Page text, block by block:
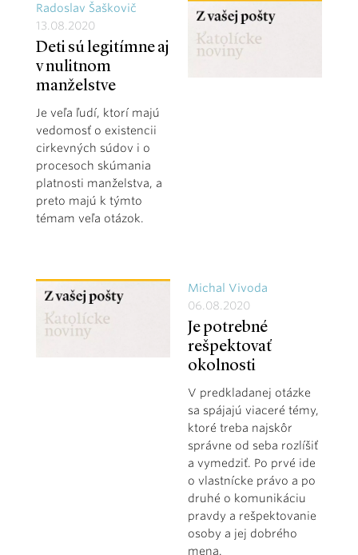
Radoslav Šaškovič
13.08.2020
Deti sú legitímne aj
v nulitnom
manželstve
Je veľa ľudí, ktorí majú
vedomosť o existencii
cirkevných súdov i o
procesoch skúmania
platnosti manželstva, a
preto majú k týmto
témam veľa otázok.
Michal Vivoda
06.08.2020
Je potrebné
rešpektovať
okolnosti
V predkladanej otázke
sa spájajú viaceré témy,
ktoré treba najskôr
správne od seba rozlíšiť
a vymedziť. Po prvé ide
o vlastnícke právo a po
druhé o komunikáciu
pravdy a rešpektovanie
osoby a jej dobrého
mena.